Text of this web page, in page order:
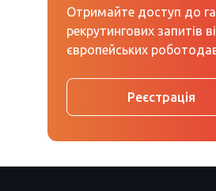
Отримайте доступ до
рекрутингових запитів
європейських
Реєстрація